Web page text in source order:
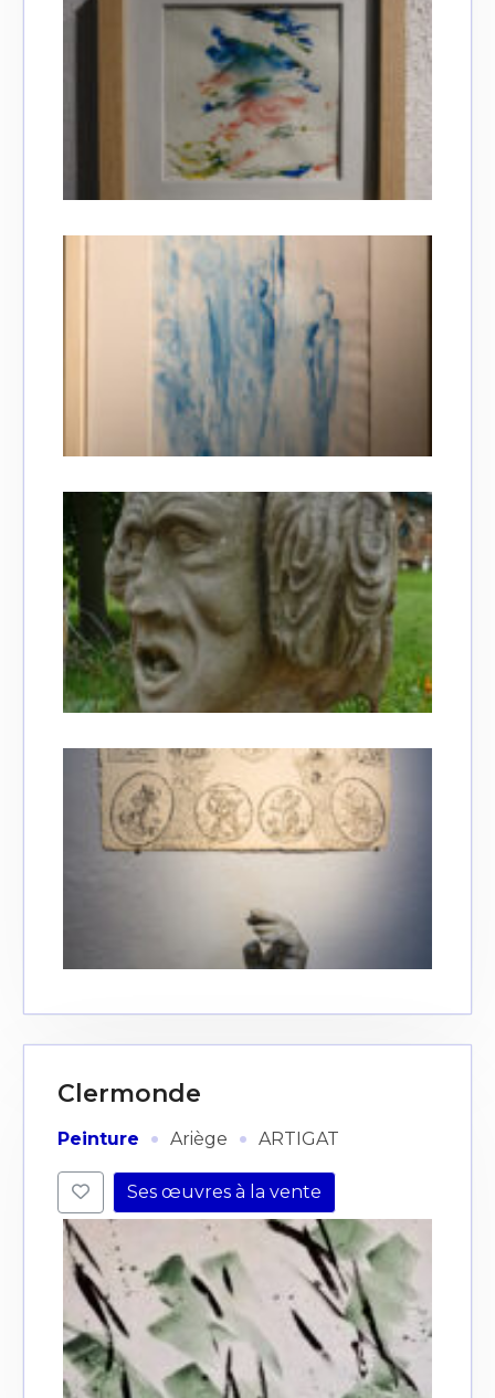
Prénom
Statut / Organisation
* Champ obligatoire
Adresse email*
Nom
Prénom
Statut / Organisation
termes et conditions
Clermonde
Peinture · Ariège · ARTIGAT
Ses œuvres à la vente